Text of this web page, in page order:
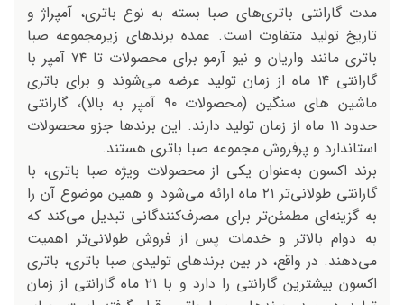
مدت گارانتی باتری‌های صبا بسته به نوع باتری، آمپراژ و
تاریخ تولید متفاوت است. عمده برندهای زیرمجموعه صبا
باتری مانند واریان و نیو آرمو برای محصولات تا ۷۴ آمپر با
گارانتی ۱۴ ماه از زمان تولید عرضه می‌شوند و برای باتری
ماشین های سنگین (محصولات ۹۰ آمپر به بالا)، گارانتی
حدود ۱۱ ماه از زمان تولید دارند. این برندها جزو محصولات
استاندارد و پرفروش مجموعه صبا باتری هستند.
برند اکسون به‌عنوان یکی از محصولات ویژه صبا باتری، با
گارانتی طولانی‌تر ۲۱ ماه ارائه می‌شود و همین موضوع آن را
به گزینه‌ای مطمئن‌تر برای مصرف‌کنندگانی تبدیل می‌کند که
به دوام بالاتر و خدمات پس از فروش طولانی‌تر اهمیت
می‌دهند. در واقع، در بین برندهای تولیدی صبا باتری، باتری
اکسون بیشترین گارانتی را دارد و با ۲۱ ماه گارانتی از زمان